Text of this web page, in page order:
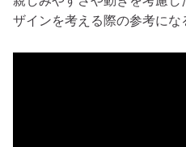
ザインを考える際の参考にな